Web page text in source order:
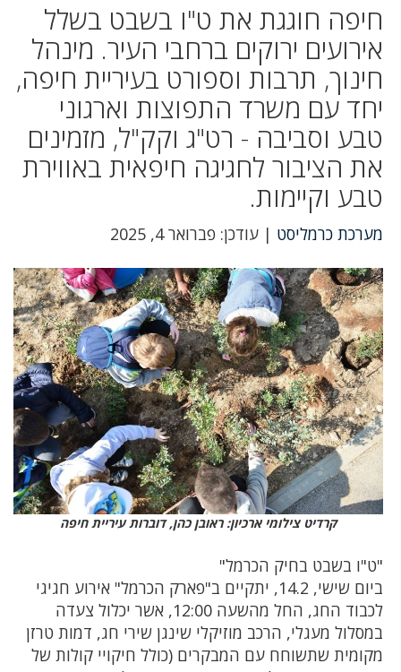
חיפה חוגגת את ט"ו בשבט בשלל
אירועים ירוקים ברחבי העיר. מינהל
חינוך, תרבות וספורט בעיריית חיפה,
יחד עם משרד התפוצות וארגוני
טבע וסביבה - רט"ג וקק"ל, מזמינים
את הציבור לחגיגה חיפאית באווירת
טבע וקיימות.
מערכת כרמליסט | עודכן: פברואר 4, 2025
קרדיט צילומי ארכיון: ראובן כהן, דוברות עיריית חיפה
"ט"ו בשבט בחיק הכרמל"
ביום שישי, 14.2, יתקיים ב"פארק הכרמל" אירוע חגיגי
לכבוד החג, החל מהשעה 12:00, אשר יכלול צעדה
במסלול מעגלי, הרכב מוזיקלי שינגן שירי חג, דמות טרזן
מקומית שתשוחח עם המבקרים (כולל חיקויי קולות של